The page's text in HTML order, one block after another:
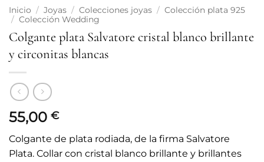
Inicio / Joyas / Colecciones joyas / Colección plata 925
/ Colección Wedding
Colgante plata Salvatore cristal blanco brillante
y circonitas blancas
55,00 €
Colgante de plata rodiada, de la firma Salvatore
Plata. Collar con cristal blanco brillante y brillantes